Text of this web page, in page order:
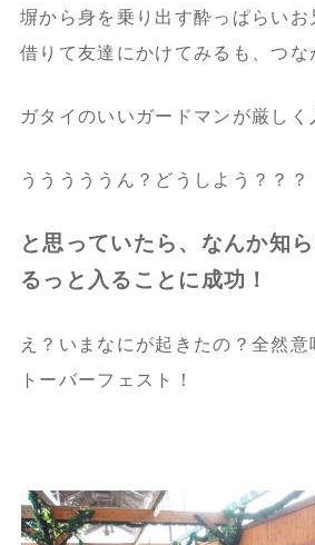
塀から身を乗り出す酔っぱらいお
借りて友達にかけてみるも、つな
ガタイのいいガードマンが厳しく
うううううん？どうしよう？？？
と思っていたら、なんか知
るっと入ることに成功！
え？いまなにが起きたの？全然意
トーバーフェスト！